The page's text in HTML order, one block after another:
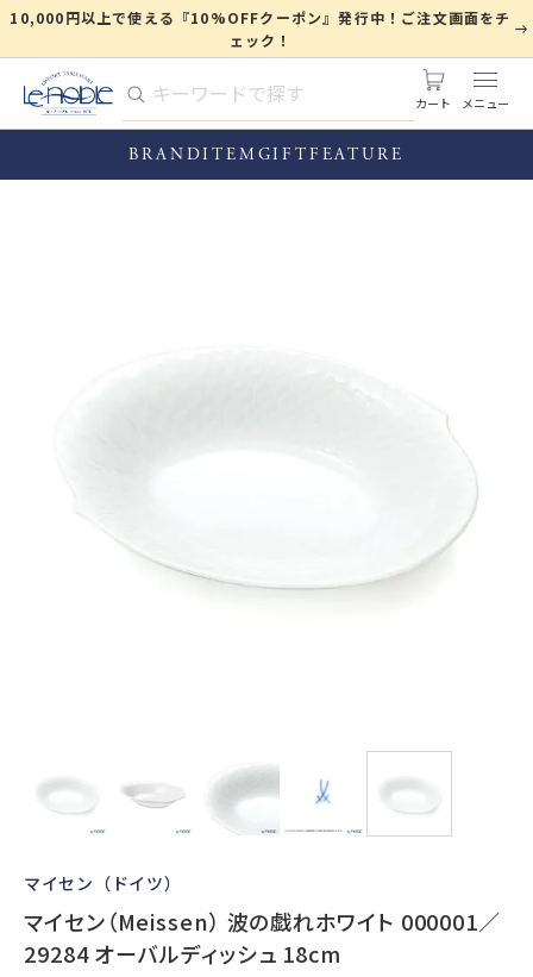
10,000円以上で使える『10%OFFクーポン』発行中！ご注文画面をチ
ェック！
カート
BRANDITEM GIFTFEATURE
マイセン（ドイツ）
マイセン（Meissen） 波の戯れホワイト 000001／
29284 オーバルディッシュ 18cm